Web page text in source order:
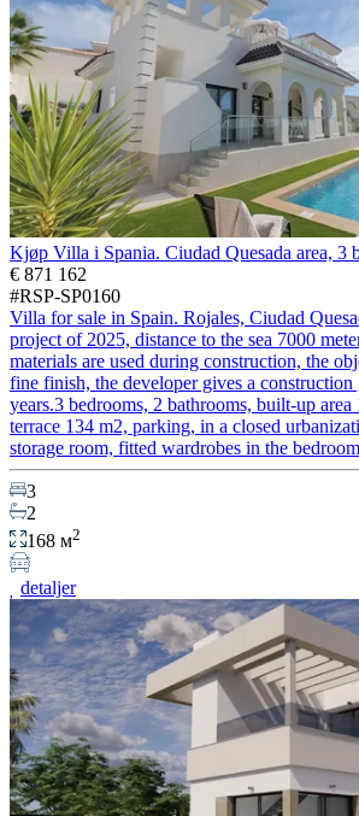
Kjøp Villa i Spania. Ciudad Quesada area, 3
€ 871 162
#RSP-SP0160
Villa for sale in Spain. Rojales, Ciudad
project of 2025, distance to the sea 7000
materials are used during construction, the
fine finish, the developer gives a
years.3 bedrooms, 2 bathrooms, built-up
terrace 134 m2, parking, in a closed
storage room, fitted wardrobes in the
3
2
168 м2
detaljer